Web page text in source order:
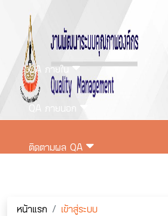
QA ภายใน
QA ภายนอก
ติดตามผล QA
หน้าแรก เข้าสู่ระบบ